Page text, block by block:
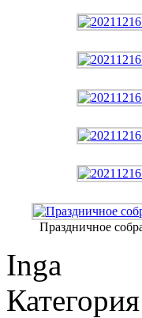
Праздничное
Inga